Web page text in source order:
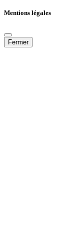
Mentions légales
Fermer